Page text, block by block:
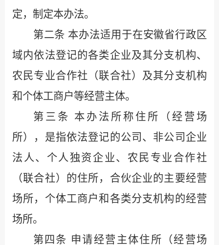
定，制定本办法。
第二条 本办法适用于在安徽省行政区
域内依法登记的各类企业及其分支机构、
农民专业合作社（联合社）及其分支机构
和个体工商户等经营主体。
第三条 本办法所称住所（经营场
所），是指依法登记的公司、非公司企业
法人、个人独资企业、农民专业合作社
（联合社）的住所，合伙企业的主要经营
场所，个体工商户和各类分支机构的经营
场所。
第四条 申请经营主体住所（经营场